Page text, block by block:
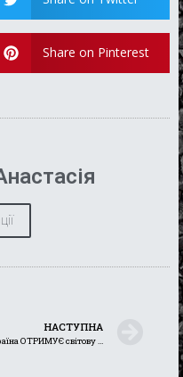
Share on Pinterest
НАСТУПНА
Україна ОТРИМУЄ світову дипломатичну підтримку і гідно протистоїть ворогу на військовому фронті